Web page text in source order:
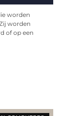
worden
worden
of op een